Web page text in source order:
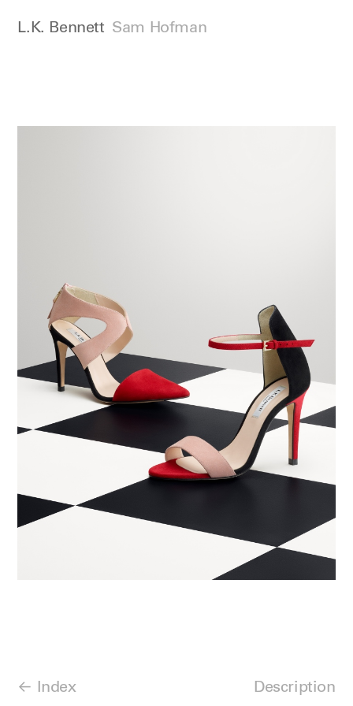
Index
L.K. Bennett Sam Hofman
Description